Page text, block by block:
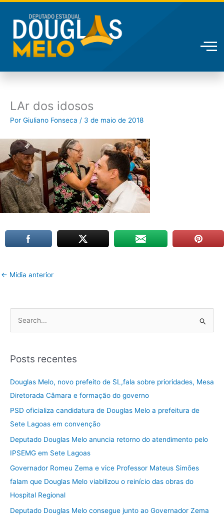
conteúdo
LAr dos idosos
Por Giuliano Fonseca / 3 de maio de 2018
← Mídia anterior
q
p
o
r
:
Posts recentes
Douglas Melo, novo prefeito de SL,fala sobre prioridades, Mesa
Diretorada Câmara e formação do governo
PSD oficializa candidatura de Douglas Melo a prefeitura de
Sete Lagoas em convenção
Deputado Douglas Melo anuncia retorno do atendimento pelo
IPSEMG em Sete Lagoas
Governador Romeu Zema e vice Professor Mateus Simões
falam que Douglas Melo viabilizou o reinício das obras do
Hospital Regional
Deputado Douglas Melo consegue junto ao Governador Zema